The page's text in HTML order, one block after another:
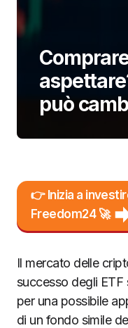
può
👉 Inizia a
Freedom24 🚀
Il mercato delle
successo degli ETF
per una possibile
di un fondo simile